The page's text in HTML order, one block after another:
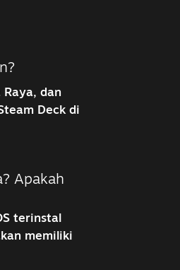
dan
Deck di
Apakah
terinstal
memiliki